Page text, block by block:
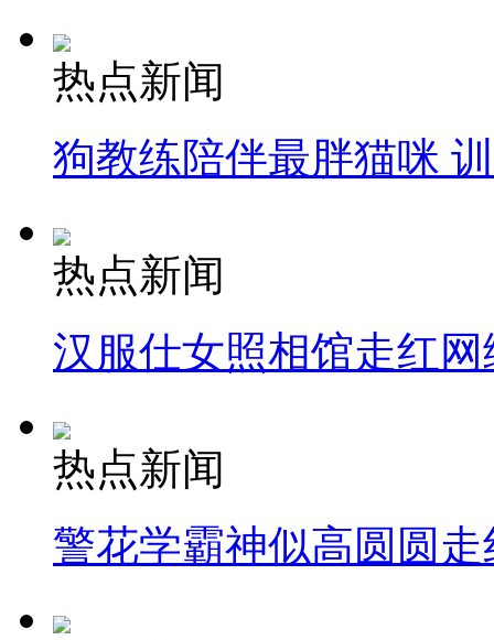
热点新闻
狗教练陪伴最胖猫咪
热点新闻
汉服仕女照相馆走红网
热点新闻
警花学霸神似高圆圆走